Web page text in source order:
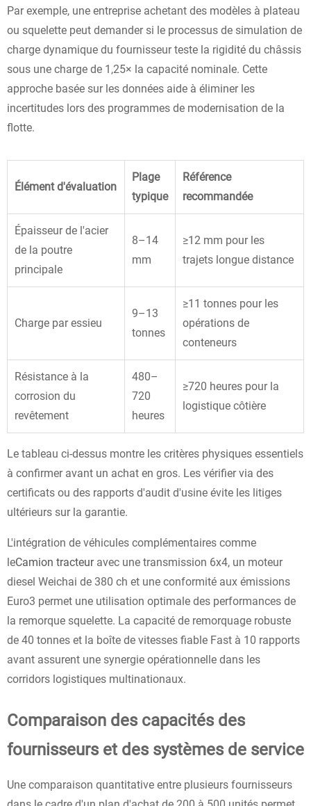
Par exemple, une entreprise achetant des modèles à plateau
ou squelette peut demander si le processus de simulation de
charge dynamique du fournisseur teste la rigidité du châssis
sous une charge de 1,25× la capacité nominale. Cette
approche basée sur les données aide à éliminer les
incertitudes lors des programmes de modernisation de la
flotte.
Élément d'évaluation
Plage
typique
Référence
recommandée
Épaisseur de l'acier
de la poutre
principale
8–14
mm
≥12 mm pour les
trajets longue distance
Charge par essieu
9–13
tonnes
≥11 tonnes pour les
opérations de
conteneurs
Résistance à la
corrosion du
revêtement
480–
720
heures
≥720 heures pour la
logistique côtière
Le tableau ci-dessus montre les critères physiques essentiels
à confirmer avant un achat en gros. Les vérifier via des
certificats ou des rapports d'audit d'usine évite les litiges
ultérieurs sur la garantie.
L'intégration de véhicules complémentaires comme
leCamion tracteuravec une transmission 6x4, un moteur
diesel Weichai de 380 ch et une conformité aux émissions
Euro3 permet une utilisation optimale des performances de
la remorque squelette. La capacité de remorquage robuste
de 40 tonnes et la boîte de vitesses fiable Fast à 10 rapports
avant assurent une synergie opérationnelle dans les
corridors logistiques multinationaux.
Comparaison des capacités des
fournisseurs et des systèmes de service
Une comparaison quantitative entre plusieurs fournisseurs